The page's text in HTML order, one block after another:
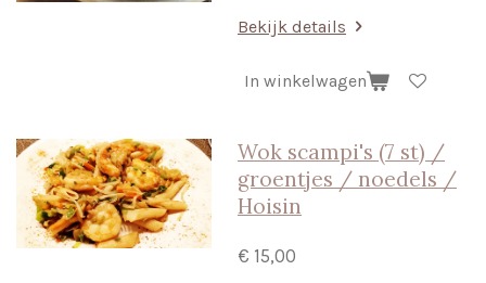
Bekijk details
In winkelwagen
Wok scampi's (7 st) /
groentjes / noedels /
Hoisin
€ 15,00